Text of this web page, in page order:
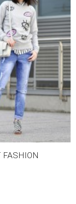
FASHION